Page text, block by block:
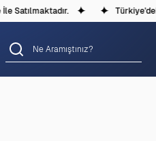
Türkiye'deki